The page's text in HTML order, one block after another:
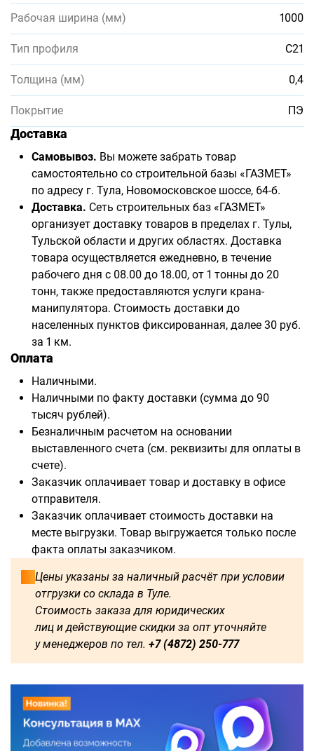
Рабочая ширина (мм) 1000
Тип профиля С21
Толщина (мм) 0,4
Покрытие ПЭ
Доставка
Самовывоз. Вы можете забрать товар
самостоятельно со строительной базы «ГАЗМЕТ»
по адресу г. Тула, Новомосковское шоссе, 64-б.
Доставка. Сеть строительных баз «ГАЗМЕТ»
организует доставку товаров в пределах г. Тулы,
Тульской области и других областях. Доставка
товара осуществляется ежедневно, в течение
рабочего дня с 08.00 до 18.00, от 1 тонны до 20
тонн, также предоставляются услуги крана-
манипулятора. Стоимость доставки до
населенных пунктов фиксированная, далее 30 руб.
за 1 км.
Оплата
Наличными.
Наличными по факту доставки (сумма до 90
тысяч рублей).
Безналичным расчетом на основании
выставленного счета (см. реквизиты для оплаты в
счете).
Заказчик оплачивает товар и доставку в офисе
отправителя.
Заказчик оплачивает стоимость доставки на
месте выгрузки. Товар выгружается только после
факта оплаты заказчиком.
Цены указаны за наличный расчёт при условии
отгрузки со склада в Туле.
Стоимость заказа для юридических
лиц и действующие скидки за опт уточняйте
у менеджеров по тел. +7 (4872) 250-777
1750 1800 2000 2250
3000 3250
3500 3750 4000 4250
4500 4750 5000 5250